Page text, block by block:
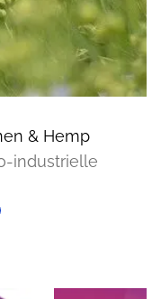
& Hemp
industrielle